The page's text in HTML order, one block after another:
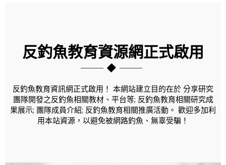
反釣魚教育資源網正式啟用
反釣魚教育資訊網正式啟用！ 本網站建立目的在於 分享研究
團隊開發之反釣魚相關教材、平台等; 反釣魚教育相關研究成
果展示; 團隊成員介紹; 反釣魚教育相關推廣活動。 歡迎多加利
用本站資源，以避免被網路釣魚、無辜受騙！